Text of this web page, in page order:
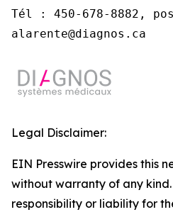
Tél : 450-678-8882,
alarente@diagnos.ca
Legal Disclaimer:
EIN Presswire provides this
without warranty of any
responsibility or liability for